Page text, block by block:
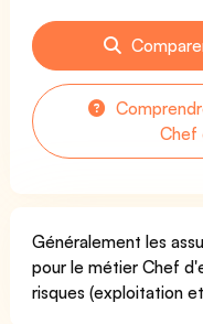
Chef
Généralement les
pour le métier Chef
risques (exploitation